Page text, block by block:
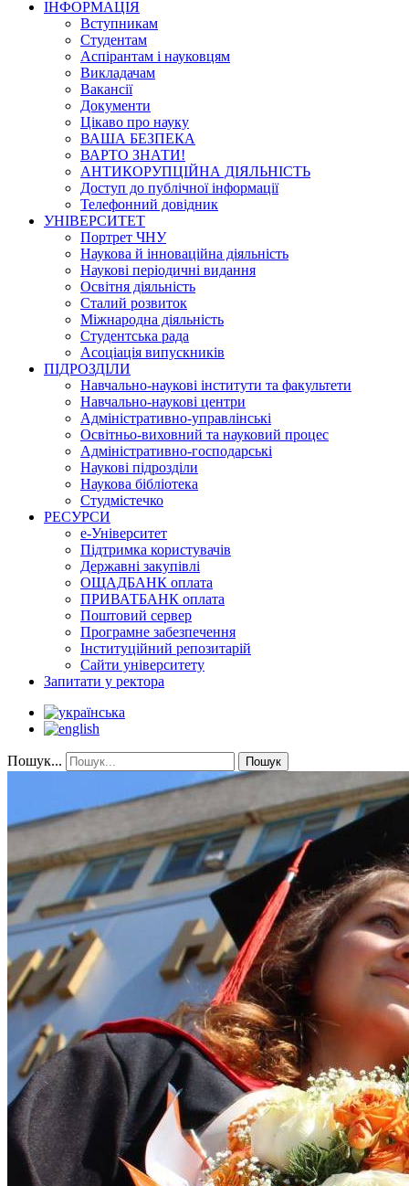
ІНФОРМАЦІЯ
Вступникам
Студентам
Аспірантам і науковцям
Викладачам
Вакансії
Документи
Цікаво про науку
ВАША БЕЗПЕКА
ВАРТО ЗНАТИ!
АНТИКОРУПЦІЙНА ДІЯЛЬНІСТЬ
Доступ до публічної інформації
Телефонний довідник
УНІВЕРСИТЕТ
Портрет ЧНУ
Наукова й інноваційна діяльність
Наукові періодичні видання
Освітня діяльність
Сталий розвиток
Міжнародна діяльність
Студентська рада
Асоціація випускників
ПІДРОЗДІЛИ
Навчально-наукові інститути та факультети
Навчально-наукові центри
Адміністративно-управлінські
Освітньо-виховний та науковий процес
Адміністративно-господарські
Наукові підрозділи
Наукова бібліотека
Студмістечко
РЕСУРСИ
е-Університет
Підтримка користувачів
Державні закупівлі
ОЩАДБАНК оплата
ПРИВАТБАНК оплата
Поштовий сервер
Програмне забезпечення
Інституційний репозитарій
Сайти університету
Запитати у ректора
Пошук... Пошук